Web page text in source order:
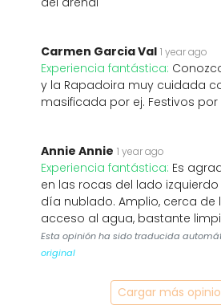
Carmen Garcia Val 1 year ago
Experiencia fantástica:
y la Rapadoira muy cuidada
masificada por ej. Festivos por
Annie Annie 1 year ago
Experiencia fantástica: Es
en las rocas del lado
día nublado. Amplio, cerca de
acceso al agua, bastante
Esta opinión ha sido traducida
original
Cargar más